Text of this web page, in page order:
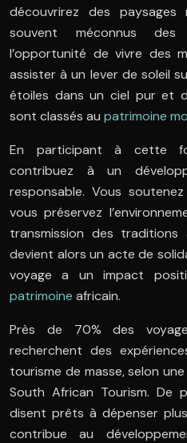
découvrirez des paysages
souvent méconnus
l’opportunité de vivre des
assister à un lever de soleil
étoiles dans un ciel pur et
sont classés au patrimoine
En participant à cette
contribuez à un
responsable. Vous
vous préservez
transmission des traditions
devient alors un acte de
voyage a un impact
patrimoine africain.
Près de 70% des
recherchent des
tourisme de masse, selon
South African Tourism. De
disent prêts à dépenser
contribue au